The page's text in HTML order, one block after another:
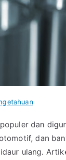
dan
dan
ulang.